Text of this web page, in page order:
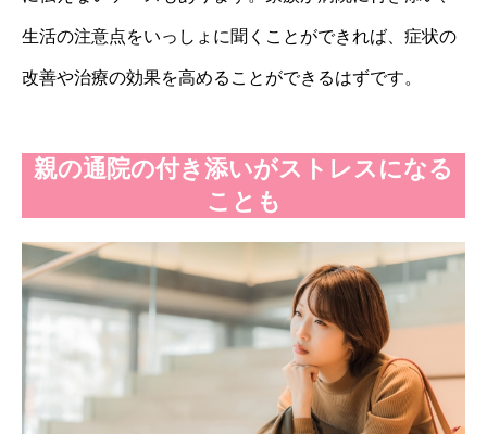
生活の注意点をいっしょに聞くことができれば、症状の
改善や治療の効果を高めることができるはずです。
親の通院の付き添いがストレスになる
ことも